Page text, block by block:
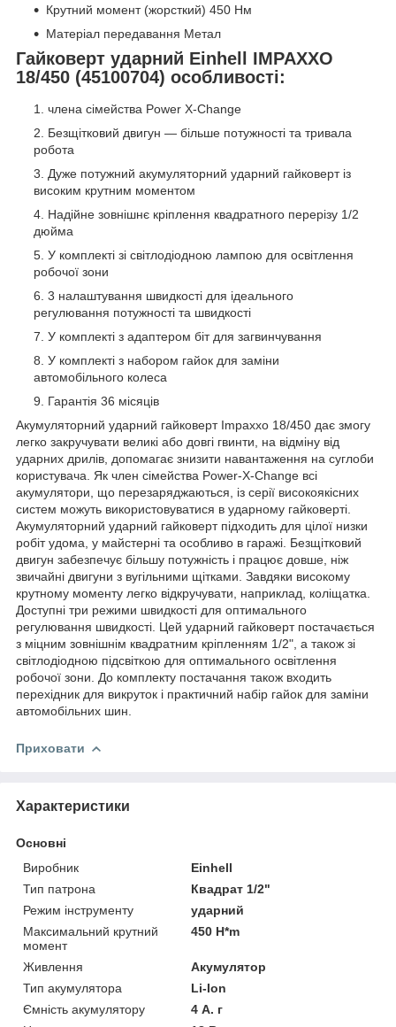
Крутний момент (жорсткий) 450 Нм
Матеріал передавання Метал
Гайковерт ударний Einhell IMPAXXO
18/450 (45100704) особливості:
члена сімейства Power X-Change
Безщітковий двигун — більше потужності та тривала
робота
Дуже потужний акумуляторний ударний гайковерт із
високим крутним моментом
Надійне зовнішнє кріплення квадратного перерізу 1/2
дюйма
У комплекті зі світлодіодною лампою для освітлення
робочої зони
3 налаштування швидкості для ідеального
регулювання потужності та швидкості
У комплекті з адаптером біт для загвинчування
У комплекті з набором гайок для заміни
автомобільного колеса
Гарантія 36 місяців
Акумуляторний ударний гайковерт Impaxxo 18/450 дає змогу
легко закручувати великі або довгі гвинти, на відміну від
ударних дрилів, допомагає знизити навантаження на суглоби
користувача. Як член сімейства Power-X-Change всі
акумулятори, що перезаряджаються, із серії високоякісних
систем можуть використовуватися в ударному гайковерті.
Акумуляторний ударний гайковерт підходить для цілої низки
робіт удома, у майстерні та особливо в гаражі. Безщітковий
двигун забезпечує більшу потужність і працює довше, ніж
звичайні двигуни з вугільними щітками. Завдяки високому
крутному моменту легко відкручувати, наприклад, коліщатка.
Доступні три режими швидкості для оптимального
регулювання швидкості. Цей ударний гайковерт постачається
з міцним зовнішнім квадратним кріпленням 1/2", а також зі
світлодіодною підсвіткою для оптимального освітлення
робочої зони. До комплекту постачання також входить
перехідник для викруток і практичний набір гайок для заміни
автомобільних шин.
Приховати
Характеристики
Основні
Виробник
Einhell
Тип патрона
Квадрат 1/2"
Режим інструменту
ударний
Максимальний крутний
момент
450 H*m
Живлення
Акумулятор
Тип акумулятора
Li-Ion
Ємність акумулятору
4 А. г